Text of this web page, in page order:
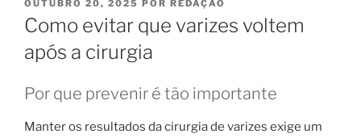
EM
OUTUBRO 20, 2025 POR REDAÇÃO
Como evitar que varizes voltem
após a cirurgia
Por que prevenir é tão importante
Manter os resultados da cirurgia de varizes exige um